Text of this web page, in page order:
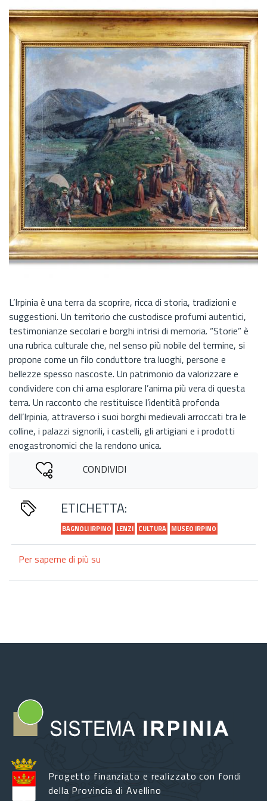
L’Irpinia è una terra da scoprire, ricca di storia, tradizioni e
suggestioni. Un territorio che custodisce profumi autentici,
testimonianze secolari e borghi intrisi di memoria. “Storie” è
una rubrica culturale che, nel senso più nobile del termine, si
propone come un filo conduttore tra luoghi, persone e
bellezze spesso nascoste. Un patrimonio da valorizzare e
condividere con chi ama esplorare l’anima più vera di questa
terra. Un racconto che restituisce l’identità profonda
dell’Irpinia, attraverso i suoi borghi medievali arroccati tra le
colline, i palazzi signorili, i castelli, gli artigiani e i prodotti
enogastronomici che la rendono unica.
CONDIVIDI
ETICHETTA:
BAGNOLI IRPINO LENZI CULTURA MUSEO IRPINO
Per saperne di più su
Progetto finanziato e realizzato con fondi
della Provincia di Avellino